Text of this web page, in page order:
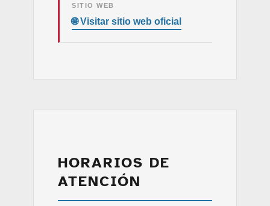
SITIO WEB
HORARIOS DE
ATENCIÓN